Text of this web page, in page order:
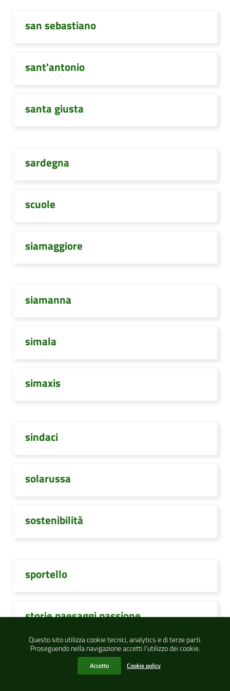
Questo sito utilizza cookie tecnici, analytics e di terze parti.
Proseguendo nella navigazione accetti l’utilizzo dei cookie.
Accetto Cookie policy
san sebastiano
sant'antonio
santa giusta
sardegna
scuole
siamaggiore
siamanna
simala
simaxis
sindaci
solarussa
sostenibilità
sportello
storie paesaggi passione
studentesse